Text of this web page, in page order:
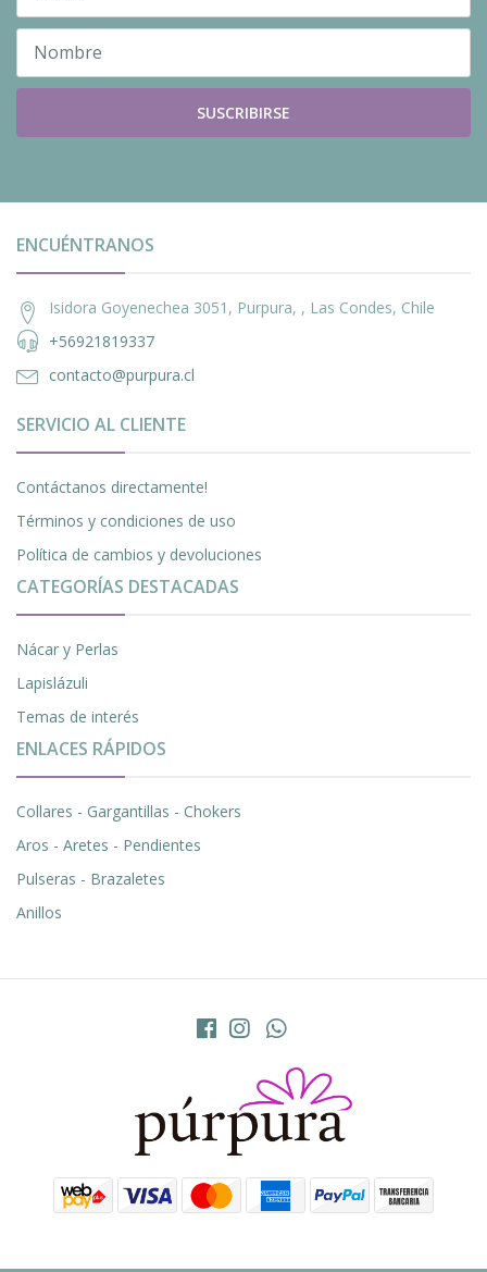
SUSCRIBIRSE
ENCUÉNTRANOS
Isidora Goyenechea 3051, Purpura, , Las Condes, Chile
+56921819337
contacto@purpura.cl
SERVICIO AL CLIENTE
Contáctanos directamente!
Términos y condiciones de uso
Política de cambios y devoluciones
CATEGORÍAS DESTACADAS
Nácar y Perlas
Lapislázuli
Temas de interés
ENLACES RÁPIDOS
Collares - Gargantillas - Chokers
Aros - Aretes - Pendientes
Pulseras - Brazaletes
Anillos